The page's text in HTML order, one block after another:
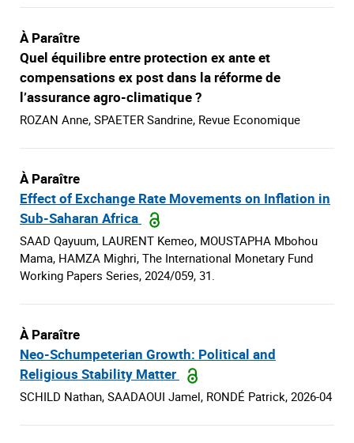
À Paraître
Quel équilibre entre protection ex ante et
compensations ex post dans la réforme de
l’assurance agro-climatique ?
ROZAN Anne, SPAETER Sandrine, Revue Economique
À Paraître
Effect of Exchange Rate Movements on Inflation in
Sub-Saharan Africa
SAAD Qayuum, LAURENT Kemeo, MOUSTAPHA Mbohou
Mama, HAMZA Mighri, The International Monetary Fund
Working Papers Series, 2024/059, 31.
À Paraître
Neo-Schumpeterian Growth: Political and
Religious Stability Matter
SCHILD Nathan, SAADAOUI Jamel, RONDÉ Patrick, 2026-04